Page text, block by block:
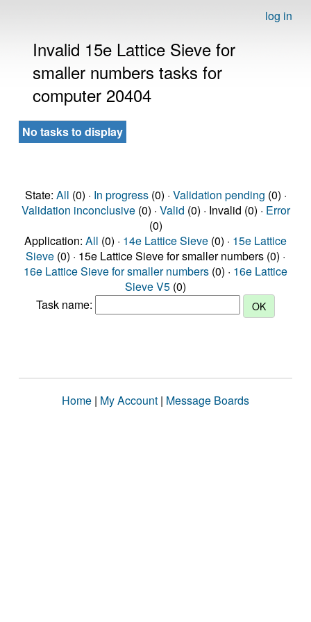
log in
Invalid 15e Lattice Sieve for
smaller numbers tasks for
computer 20404
No tasks to display
State: All (0) · In progress(0) · Validation pending (0) ·
Validation inconclusive(0) · Valid (0) · Invalid (0) · Error
(0)
Application: All (0) · 14e Lattice Sieve (0) · 15e Lattice
Sieve (0) · 15e Lattice Sieve for smaller numbers (0) ·
16e Lattice Sieve for smaller numbers (0) · 16e Lattice
Sieve V5 (0)
Task name:
Home | My Account | Message Boards